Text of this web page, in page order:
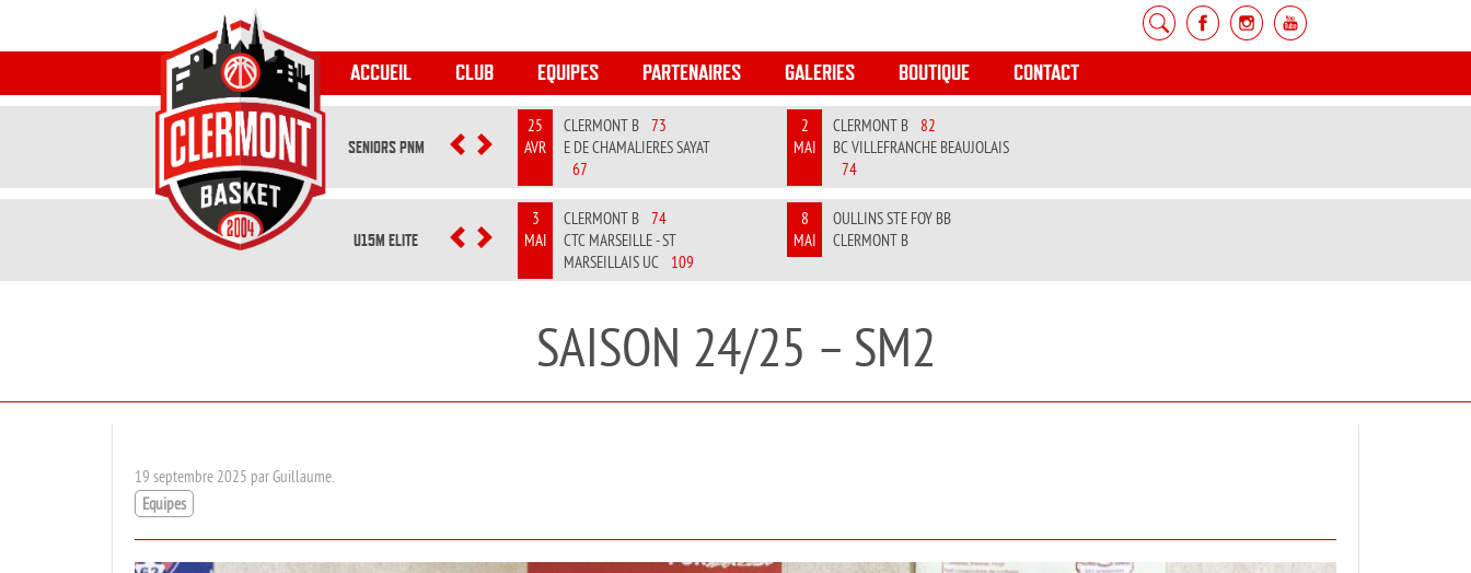
ACCUEIL CLUB EQUIPES PARTENAIRES GALERIES BOUTIQUE CONTACT
SENIORS PNM PREVIOUS
NEXT
25
AVR
CLERMONT B 73
E DE CHAMALIERES SAYAT
67
2
MAI
CLERMONT B
82
BC VILLEFRANCHE BEAUJOLAIS
74
U15M ELITE PREVIOUS
NEXT
3
MAI
CLERMONT B 74
CTC MARSEILLE - ST
MARSEILLAIS UC
109
8
MAI
OULLINS STE FOY BB
CLERMONT B
SAISON 24/25 – SM2
19 septembre 2025 par Guillaume.
Equipes